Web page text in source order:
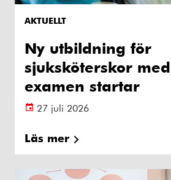
AKTUELLT
Ny utbildning för
sjuksköterskor
examen startar
27 juli 2026
Läs mer